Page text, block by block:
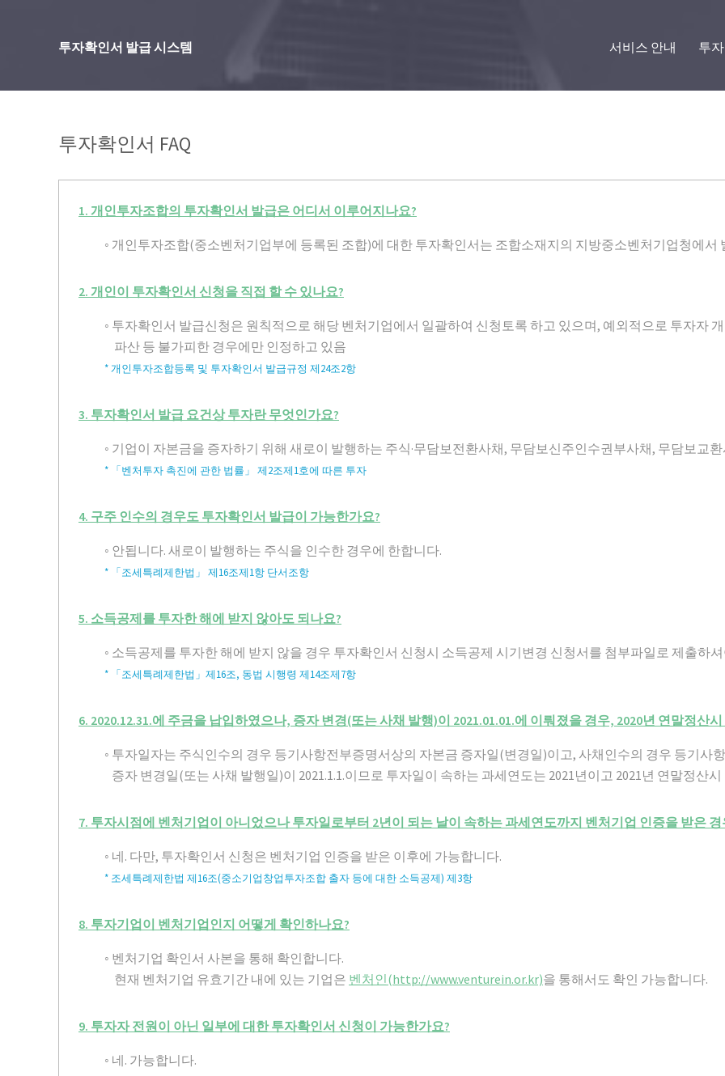
투자확인서 발급 시스템 서비스 안내 투
투자확인서 FAQ
1. 개인투자조합의 투자확인서 발급은 어디서 이루어지나요?
◦ 개인투자조합(중소벤처기업부에 등록된 조합)에 대한 투자확인서는 조합소재지의 지방중소벤처기업청에서
2. 개인이 투자확인서 신청을 직접 할 수 있나요?
◦ 투자확인서 발급신청은 원칙적으로 해당 벤처기업에서 일괄하여 신청토록 하고 있으며, 예외적으로 투자자
파산 등 불가피한 경우에만 인정하고 있음
* 개인투자조합등록 및 투자확인서 발급규정 제24조2항
3. 투자확인서 발급 요건상 투자란 무엇인가요?
◦ 기업이 자본금을 증자하기 위해 새로이 발행하는 주식·무담보전환사채, 무담보신주인수권부사채, 무담보교
* 「벤처투자 촉진에 관한 법률」 제2조제1호에 따른 투자
4. 구주 인수의 경우도 투자확인서 발급이 가능한가요?
◦ 안됩니다. 새로이 발행하는 주식을 인수한 경우에 한합니다.
* 「조세특례제한법」 제16조제1항 단서조항
5. 소득공제를 투자한 해에 받지 않아도 되나요?
◦ 소득공제를 투자한 해에 받지 않을 경우 투자확인서 신청시 소득공제 시기변경 신청서를 첨부파일로 제출하
* 「조세특례제한법」제16조, 동법 시행령 제14조제7항
6. 2020.12.31.에 주금을 납입하였으나, 증자 변경(또는 사채 발행)이 2021.01.01.에 이뤄졌을 경우, 2020년 연말정산
◦ 투자일자는 주식인수의 경우 등기사항전부증명서상의 자본금 증자일(변경일)이고, 사채인수의 경우 등기사
증자 변경일(또는 사채 발행일)이 2021.1.1.이므로 투자일이 속하는 과세연도는 2021년이고 2021년 연말정산
7. 투자시점에 벤처기업이 아니었으나 투자일로부터 2년이 되는 날이 속하는 과세연도까지 벤처기업 인증을 받은
◦ 네. 다만, 투자확인서 신청은 벤처기업 인증을 받은 이후에 가능합니다.
* 조세특례제한법 제16조(중소기업창업투자조합 출자 등에 대한 소득공제) 제3항
8. 투자기업이 벤처기업인지 어떻게 확인하나요?
◦ 벤처기업 확인서 사본을 통해 확인합니다.
현재 벤처기업 유효기간 내에 있는 기업은 벤처인(http://www.venturein.or.kr)을 통해서도 확인 가능합니다.
9. 투자자 전원이 아닌 일부에 대한 투자확인서 신청이 가능한가요?
◦ 네. 가능합니다.